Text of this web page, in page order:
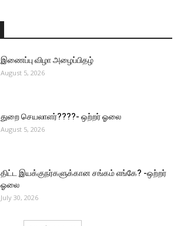
இணைப்பு விழா அழைப்பிதழ்
August 5, 2026
துறை செயலாளர்????- ஒற்றர் ஓலை
August 5, 2026
திட்ட இயக்குநர்களுக்கான சங்கம் எங்கே? -ஒற்றர்
ஓலை
July 30, 2026